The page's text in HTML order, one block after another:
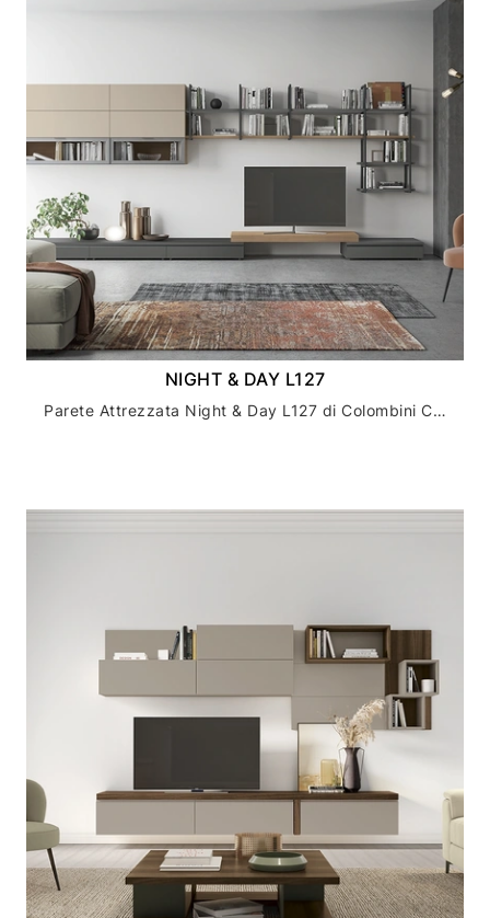
NIGHT & DAY L127
Parete Attrezzata Night & Day L127 di Colombini Casa